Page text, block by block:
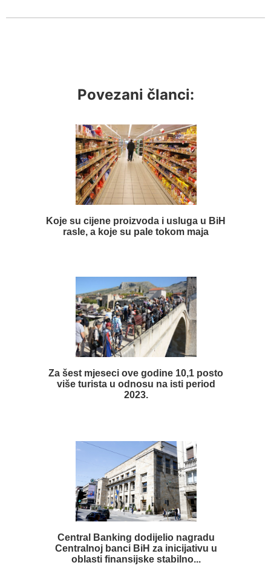
Povezani članci:
Koje su cijene proizvoda i usluga u BiH
rasle, a koje su pale tokom maja
Za šest mjeseci ove godine 10,1 posto
više turista u odnosu na isti period
2023.
Central Banking dodijelio nagradu
Centralnoj banci BiH za inicijativu u
oblasti finansijske stabilno...